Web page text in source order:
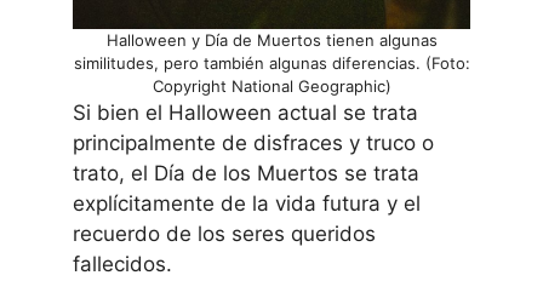
Halloween y Día de Muertos tienen algunas
similitudes, pero también algunas diferencias. (Foto:
Copyright National Geographic)
Si bien el Halloween actual se trata
principalmente de disfraces y truco o
trato, el Día de los Muertos se trata
explícitamente de la vida futura y el
recuerdo de los seres queridos
fallecidos.